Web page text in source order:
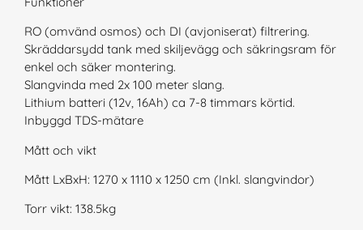
RO (omvänd osmos) och DI (avjoniserat) filtrering.
Skräddarsydd tank med skiljevägg och säkringsram för
enkel och säker montering.
Slangvinda med 2x 100 meter slang.
Lithium batteri (12v, 16Ah) ca 7-8 timmars körtid.
Inbyggd TDS-mätare
Mått och vikt
Mått LxBxH: 1270 x 1110 x 1250 cm (Inkl. slangvindor)
Torr vikt: 138.5kg